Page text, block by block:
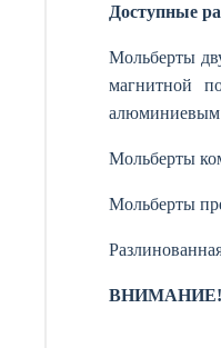
Доступные
Мольберты
магнитной
Мольберты
Мольберты
ВНИМАНИЕ!